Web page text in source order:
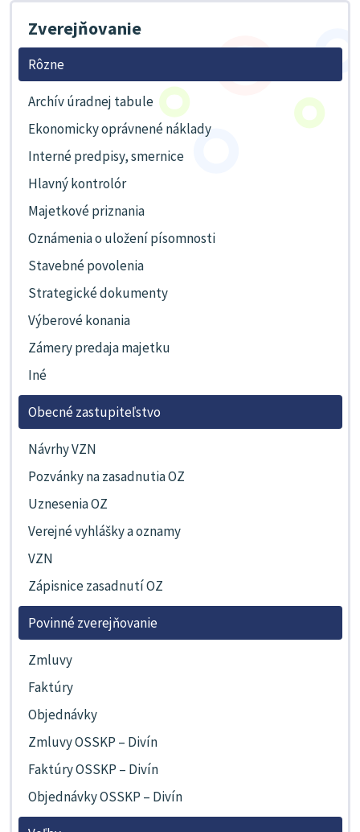
Zverejňovanie
Rôzne
Archív úradnej tabule
Ekonomicky oprávnené náklady
Interné predpisy, smernice
Hlavný kontrolór
Majetkové priznania
Oznámenia o uložení písomnosti
Stavebné povolenia
Strategické dokumenty
Výberové konania
Zámery predaja majetku
Iné
Obecné zastupiteľstvo
Návrhy VZN
Pozvánky na zasadnutia OZ
Uznesenia OZ
Verejné vyhlášky a oznamy
VZN
Zápisnice zasadnutí OZ
Povinné zverejňovanie
Zmluvy
Faktúry
Objednávky
Zmluvy OSSKP – Divín
Faktúry OSSKP – Divín
Objednávky OSSKP – Divín